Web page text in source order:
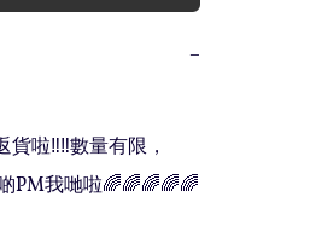
−
貨啦‼️‼️數量有限，
PM我哋啦🌈🌈🌈🌈🌈